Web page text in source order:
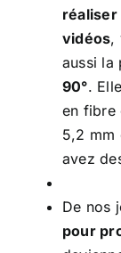
réaliser
vidéos,
aussi la
90°.
en fibre
5,2 mm
avez
De nos
pour